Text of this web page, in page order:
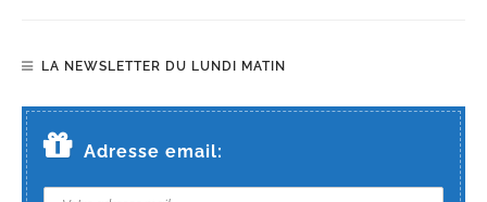
LA NEWSLETTER DU LUNDI MATIN
Adresse email: